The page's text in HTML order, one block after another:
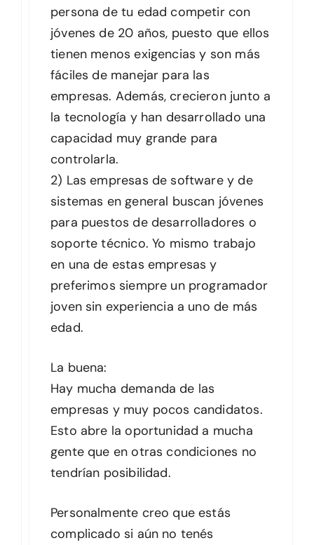
persona de tu edad competir con
jóvenes de 20 años, puesto que ellos
tienen menos exigencias y son más
fáciles de manejar para las
empresas. Además, crecieron junto a
la tecnología y han desarrollado una
capacidad muy grande para
controlarla.
2) Las empresas de software y de
sistemas en general buscan jóvenes
para puestos de desarrolladores o
soporte técnico. Yo mismo trabajo
en una de estas empresas y
preferimos siempre un programador
joven sin experiencia a uno de más
edad.
La buena:
Hay mucha demanda de las
empresas y muy pocos candidatos.
Esto abre la oportunidad a mucha
gente que en otras condiciones no
tendrían posibilidad.
Personalmente creo que estás
complicado si aún no tenés